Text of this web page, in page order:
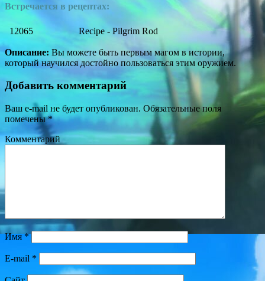
Встречается в рецептах:
12065 Recipe - Pilgrim Rod
Описание: Вы можете быть первым магом в истории,
который научился достойно пользоваться этим оружием.
Добавить комментарий
Ваш e-mail не будет опубликован. Обязательные поля
помечены*
Комментарий
Имя*
E-mail *